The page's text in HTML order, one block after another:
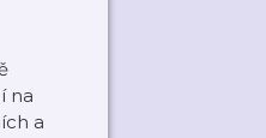
na
a